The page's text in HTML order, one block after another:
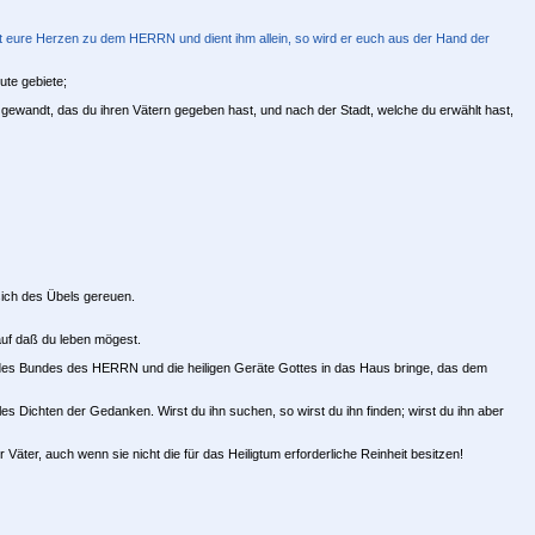
Herzen zu dem HERRN und dient ihm allein, so wird er euch aus der Hand der
gebiete;
das du ihren Vätern gegeben hast, und nach der Stadt, welche du erwählt hast,
des Übels gereuen.
daß du leben mögest.
Bundes des HERRN und die heiligen Geräte Gottes in das Haus bringe, das dem
Dichten der Gedanken. Wirst du ihn suchen, so wirst du ihn finden; wirst du ihn aber
auch wenn sie nicht die für das Heiligtum erforderliche Reinheit besitzen!